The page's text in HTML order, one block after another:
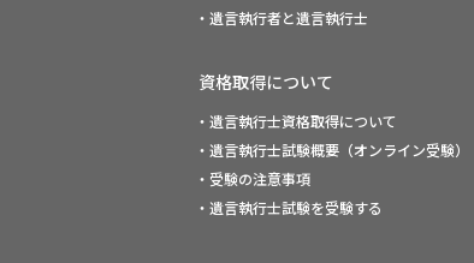
・遺言執行者と遺言執行士
資格取得について
・遺言執行士資格取得について
・遺言執行士試験概要（オンライン受験）
・受験の注意事項
・遺言執行士試験を受験する